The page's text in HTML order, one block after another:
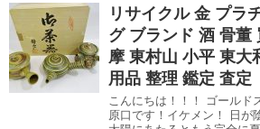
リサイクル 金 プラ
グ ブランド 酒 骨董
摩 東村山 小平 東大
用品 整理 鑑定 査定
こんにちは！！！ ゴールド
原口です！イケメン！ 日が